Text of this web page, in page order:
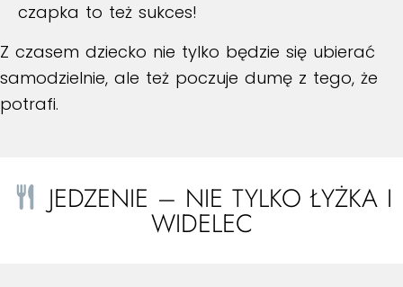
czapka to też sukces!
Z czasem dziecko nie tylko będzie się ubierać
samodzielnie, ale też poczuje dumę z tego, że
potrafi.
JEDZENIE – NIE TYLKO ŁYŻKA I
WIDELEC